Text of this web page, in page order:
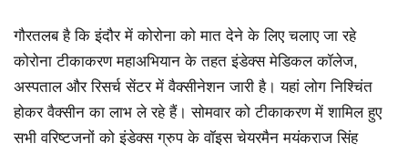
गौरतलब है कि इंदौर में कोरोना को मात देने के लिए चलाए जा रहे
कोरोना टीकाकरण महाअभियान के तहत इंडेक्स मेडिकल कॉलेज,
अस्पताल और रिसर्च सेंटर में वैक्सीनेशन जारी है। यहां लोग निश्चिंत
होकर वैक्सीन का लाभ ले रहे हैं। सोमवार को टीकाकरण में शामिल हुए
सभी वरिष्टजनों को इंडेक्स ग्रुप के वॉइस चेयरमैन मयंकराज सिंह